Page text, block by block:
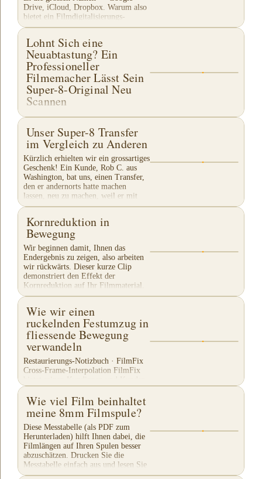
Drive, iCloud, Dropbox. Warum also
bietet ein Filmdigitalisierungs-
Unternehmen seinen eigenen...
Lohnt Sich eine
Neuabtastung? Ein
Professioneller
Filmemacher Lässt Sein
Super-8-Original Neu
Scannen
When filmmaker and editor Daniel
his long-ago Super 8 film transfer --
as compared to our company's current
transfer -- even we were amazed at
the...
Unser Super-8 Transfer
im Vergleich zu Anderen
Kürzlich erhielten wir ein grossartiges
Geschenk! Ein Kunde, Rob C. aus
Washington, bat uns, einen Transfer,
den er andernorts hatte machen
lassen, neu zu machen, weil er mit
deren Arbeit...
Kornreduktion in
Bewegung
Wir beginnen damit, Ihnen das
Endergebnis zu zeigen, also arbeiten
wir rückwärts. Dieser kurze Clip
demonstriert den Effekt der
Kornreduktion auf Ihr Filmmaterial.
Achten Sie besonders auf...
Wie wir einen
ruckelnden Festumzug in
fliessende Bewegung
verwandeln
Restaurierungs-Notizbuch · FilmFix
Cross-Frame-Interpolation FilmFix
bietet seinen Kundinnen und Kunden
die Möglichkeit, modernste
Technologie einzusetzen, um altes
Filmmaterial ins 21....
Wie viel Film beinhaltet
meine 8mm Filmspule?
Diese Messtabelle (als PDF zum
Herunterladen) hilft Ihnen dabei, die
Filmlängen auf Ihren Spulen besser
abzuschätzen. Drucken Sie die
Messtabelle einfach aus und lesen Sie
die Länge ab....